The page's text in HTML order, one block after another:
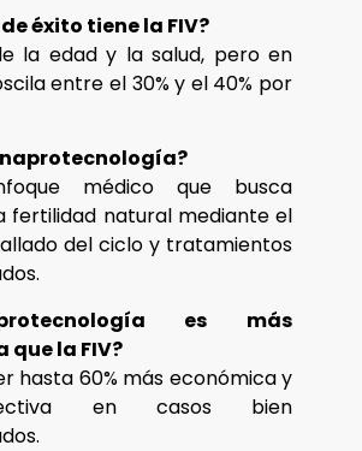
éxito tiene la FIV?
la edad y la salud, pero en
entre el 30% y el 40% por
naprotecnología?
médico que busca
fertilidad natural mediante el
del ciclo y tratamientos
es más
que la FIV?
hasta 60% más económica y
en casos bien